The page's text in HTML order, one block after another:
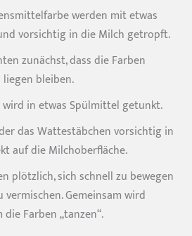
werden mit etwas
vorsichtig in die Milch getropft.
zunächst, dass die Farben
bleiben.
in etwas Spülmittel getunkt.
das Wattestäbchen vorsichtig in
auf die Milchoberfläche.
plötzlich, sich schnell zu bewegen
Gemeinsam wird
Farben „tanzen“.